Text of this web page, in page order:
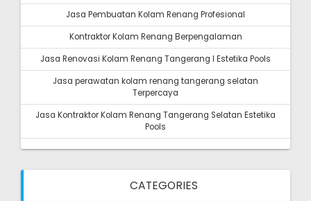
Jasa Pembuatan Kolam Renang Profesional
Kontraktor Kolam Renang Berpengalaman
Jasa Renovasi Kolam Renang Tangerang I Estetika Pools
Jasa perawatan kolam renang tangerang selatan
Terpercaya
Jasa Kontraktor Kolam Renang Tangerang Selatan Estetika
Pools
CATEGORIES